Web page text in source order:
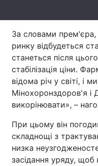
За словами прем'єра,
ринку відбудеться
станеться після
стабілізація ціни.
відома річ у світі, і
Мінохоронздоров'я і
викорінювати», –
При цьому він
складнощі з
низка
засідання уряду,